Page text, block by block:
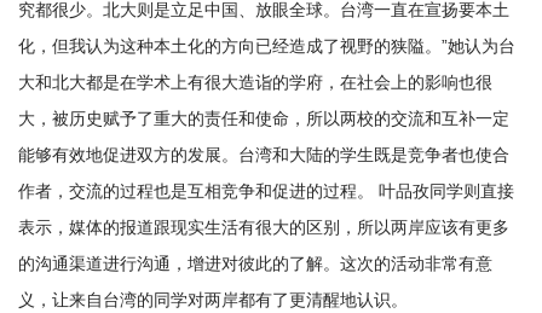
究都很少。北大则是立足中国、放眼全球。台湾一直在宣扬要本土
化，但我认为这种本土化的方向已经造成了视野的狭隘。”她认为台
大和北大都是在学术上有很大造诣的学府，在社会上的影响也很
大，被历史赋予了重大的责任和使命，所以两校的交流和互补一定
能够有效地促进双方的发展。台湾和大陆的学生既是竞争者也使合
作者，交流的过程也是互相竞争和促进的过程。 叶品孜同学则直接
表示，媒体的报道跟现实生活有很大的区别，所以两岸应该有更多
的沟通渠道进行沟通，增进对彼此的了解。这次的活动非常有意
义，让来自台湾的同学对两岸都有了更清醒地认识。